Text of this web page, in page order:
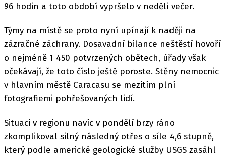
96 hodin a toto období vypršelo v neděli večer.
Týmy na místě se proto nyní upínají k naději na
zázračné záchrany. Dosavadní bilance neštěstí hovoří
o nejméně 1 450 potvrzených obětech, úřady však
očekávají, že toto číslo ještě poroste. Stěny nemocnic
v hlavním městě Caracasu se mezitím plní
fotografiemi pohřešovaných lidí.
Situaci v regionu navíc v pondělí brzy ráno
zkomplikoval silný následný otřes o síle 4,6 stupně,
který podle americké geologické služby USGS zasáhl